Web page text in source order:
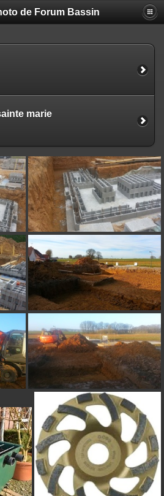
de Forum Bassin
marie